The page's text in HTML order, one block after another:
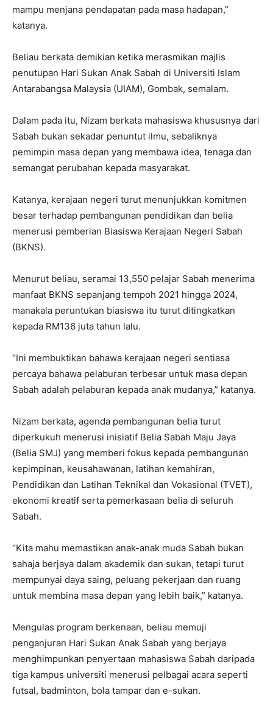
mampu menjana pendapatan pada masa hadapan,”
katanya.
Beliau berkata demikian ketika merasmikan majlis
penutupan Hari Sukan Anak Sabah di Universiti Islam
Antarabangsa Malaysia (UIAM), Gombak, semalam.
Dalam pada itu, Nizam berkata mahasiswa khususnya dari
Sabah bukan sekadar penuntut ilmu, sebaliknya
pemimpin masa depan yang membawa idea, tenaga dan
semangat perubahan kepada masyarakat.
Katanya, kerajaan negeri turut menunjukkan komitmen
besar terhadap pembangunan pendidikan dan belia
menerusi pemberian Biasiswa Kerajaan Negeri Sabah
(BKNS).
Menurut beliau, seramai 13,550 pelajar Sabah menerima
manfaat BKNS sepanjang tempoh 2021 hingga 2024,
manakala peruntukan biasiswa itu turut ditingkatkan
kepada RM136 juta tahun lalu.
“Ini membuktikan bahawa kerajaan negeri sentiasa
percaya bahawa pelaburan terbesar untuk masa depan
Sabah adalah pelaburan kepada anak mudanya,” katanya.
Nizam berkata, agenda pembangunan belia turut
diperkukuh menerusi inisiatif Belia Sabah Maju Jaya
(Belia SMJ) yang memberi fokus kepada pembangunan
kepimpinan, keusahawanan, latihan kemahiran,
Pendidikan dan Latihan Teknikal dan Vokasional (TVET),
ekonomi kreatif serta pemerkasaan belia di seluruh
Sabah.
“Kita mahu memastikan anak-anak muda Sabah bukan
sahaja berjaya dalam akademik dan sukan, tetapi turut
mempunyai daya saing, peluang pekerjaan dan ruang
untuk membina masa depan yang lebih baik,” katanya.
Mengulas program berkenaan, beliau memuji
penganjuran Hari Sukan Anak Sabah yang berjaya
menghimpunkan penyertaan mahasiswa Sabah daripada
tiga kampus universiti menerusi pelbagai acara seperti
futsal, badminton, bola tampar dan e-sukan.